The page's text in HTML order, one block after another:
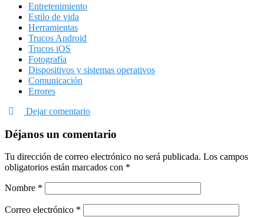
Entretenimiento
Estilo de vida
Herramientas
Trucos Android
Trucos iOS
Fotografía
Dispositivos y sistemas operativos
Comunicación
Errores
Dejar comentario
Déjanos un comentario
Tu dirección de correo electrónico no será publicada. Los campos
obligatorios están marcados con *
Nombre *
Correo electrónico *